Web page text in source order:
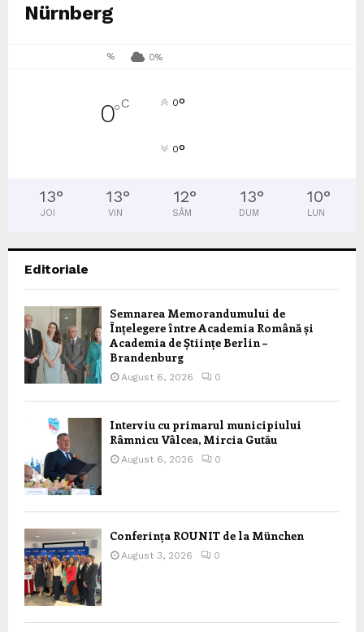
Nürnberg
% 0%
0°C 0°
0°
13°
JOI
13°
VIN
12°
SÂM
13°
DUM
10°
LUN
Editoriale
Semnarea Memorandumului de
Înțelegere între Academia Română și
Academia de Științe Berlin –
Brandenburg
August 6, 2026 0
Interviu cu primarul municipiului
Râmnicu Vâlcea, Mircia Gutău
August 6, 2026 0
Conferința ROUNIT de la München
August 3, 2026 0